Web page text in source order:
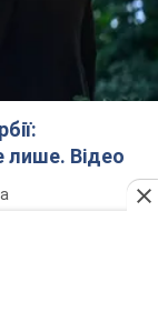
лише. Відео